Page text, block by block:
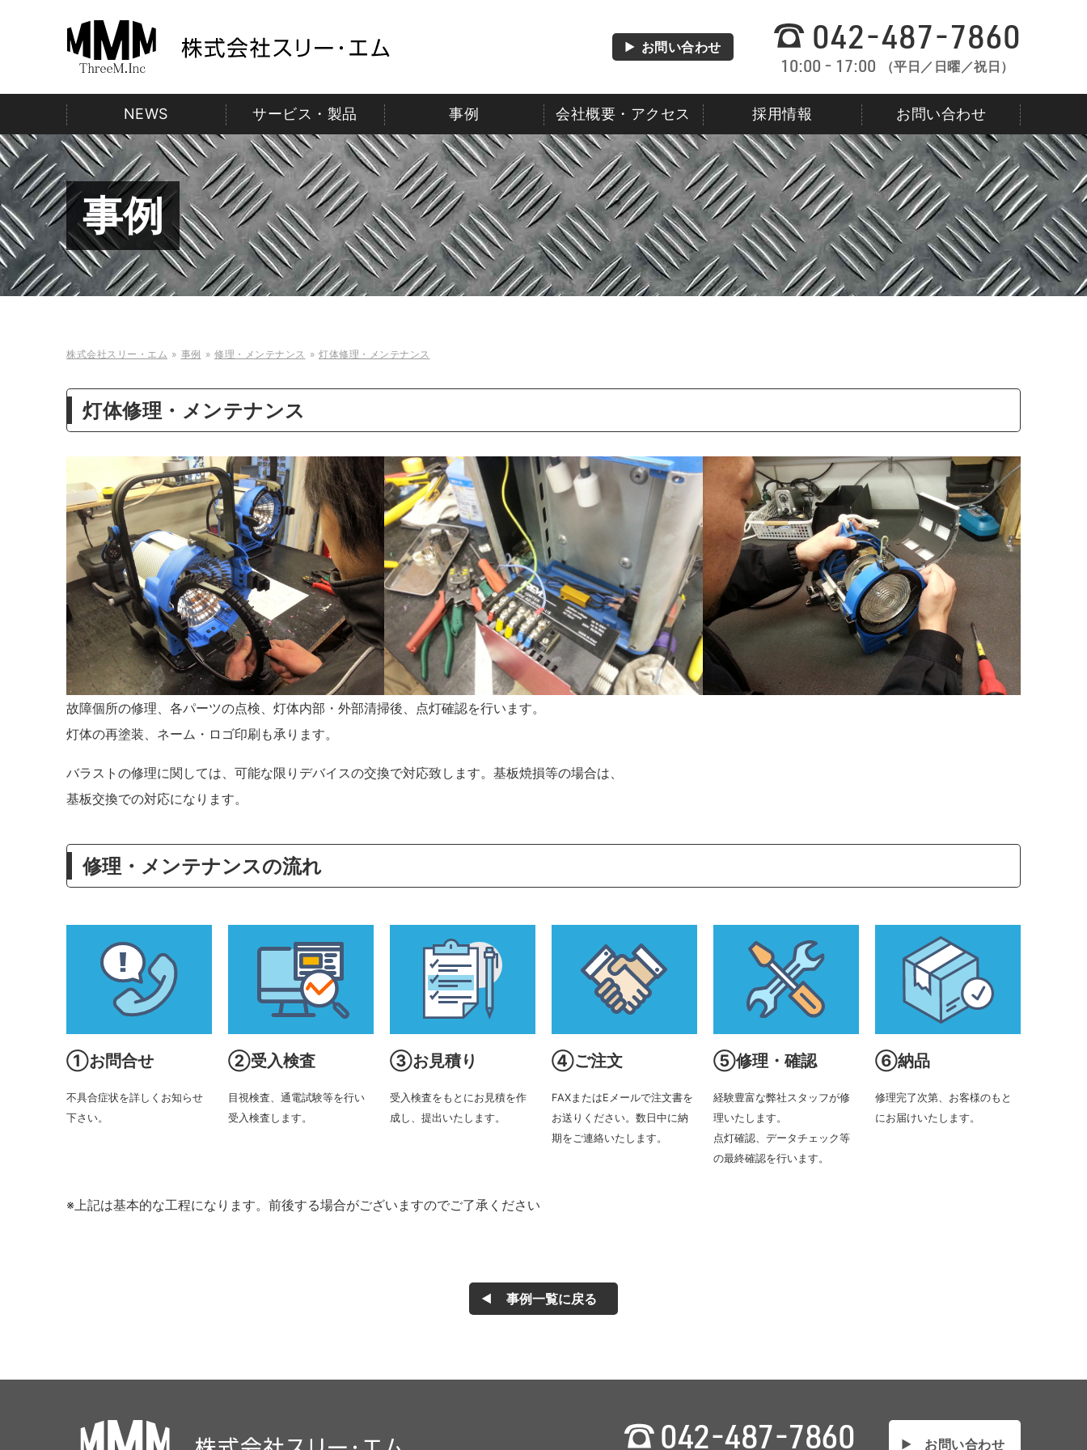
お問い合わせ 042-487-7860
10:00 - 17:00 （平日／日曜／祝日）
NEWS サービス・製品
修理・メンテナンス
ケース
什器・板金
縫製製品
事例 会社概要・アクセス 採用情報 お問い合わせ
事例
株式会社スリー・エム 事例 修理・メンテナンス 灯体修理・メンテナンス
灯体修理・メンテナンス
故障個所の修理、各パーツの点検、灯体内部・外部清掃後、点灯確認を行います。
灯体の再塗装、ネーム・ロゴ印刷も承ります。
バラストの修理に関しては、可能な限りデバイスの交換で対応致します。基板焼損等の場合は、
基板交換での対応になります。
修理・メンテナンスの流れ
①お問合せ
不具合症状を詳しくお知らせ
下さい。
②受入検査
目視検査、通電試験等を行い
受入検査します。
③お見積り
受入検査をもとにお見積を作
成し、提出いたします。
④ご注文
FAXまたはEメールで注文書を
お送りください。数日中に納
期をご連絡いたします。
⑤修理・確認
経験豊富な弊社スタッフが修
理いたします。
点灯確認、データチェック等
の最終確認を行います。
⑥納品
修理完了次第、お客様のもと
にお届けいたします。
※上記は基本的な工程になります。前後する場合がございますのでご了承ください
事例一覧に戻る
お問い合わせ
042-487-7860